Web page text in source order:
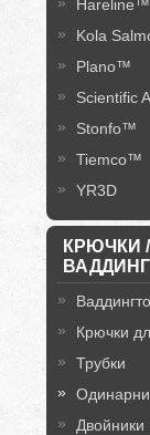
Hareline™
Kola
Plano™
Scientific
Stonfo™
Tiemco™
YR3D
КРЮЧКИ
Крючки
Трубки
Двойники